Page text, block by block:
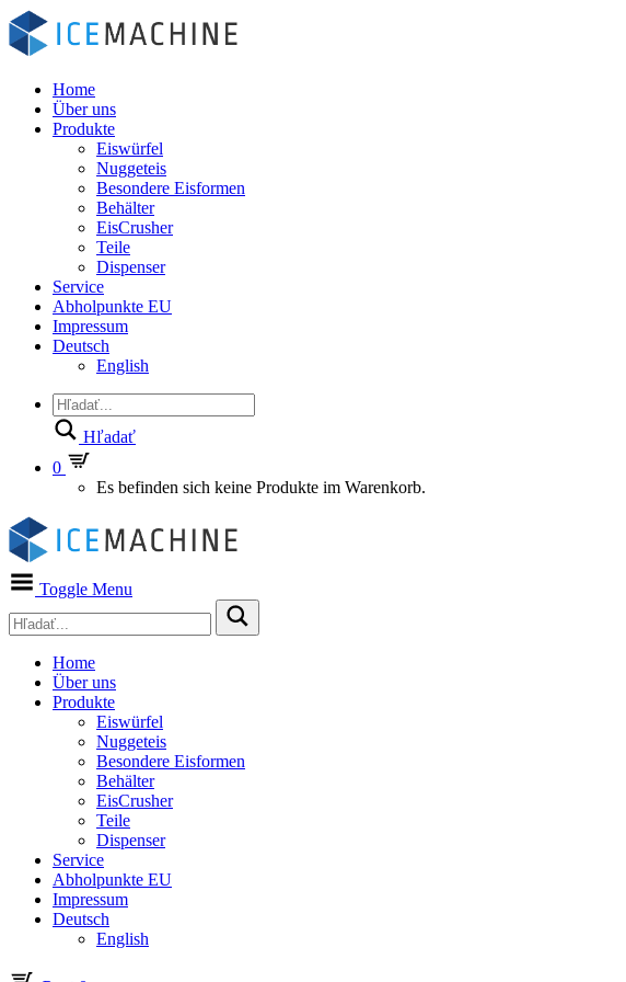
Home
Über uns
Produkte
Eiswürfel
Nuggeteis
Besondere Eisformen
Behälter
EisCrusher
Teile
Dispenser
Service
Abholpunkte EU
Impressum
Deutsch
English
Hľadať
0
Es befinden sich keine Produkte im Warenkorb.
Toggle Menu
Home
Über uns
Produkte
Eiswürfel
Nuggeteis
Besondere Eisformen
Behälter
EisCrusher
Teile
Dispenser
Service
Abholpunkte EU
Impressum
Deutsch
English